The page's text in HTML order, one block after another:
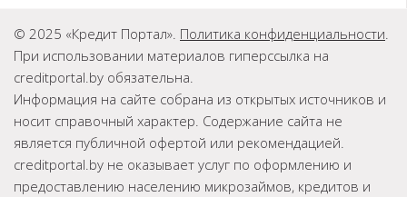
© 2025 «Кредит Портал». Политика конфиденциальности
При использовании материалов гиперссылка на
creditportal.by обязательна.
Информация на сайте собрана из открытых источников и
носит справочный характер. Содержание сайта не
является публичной офертой или рекомендацией.
creditportal.by не оказывает услуг по оформлению и
предоставлению населению микрозаймов, кредитов и